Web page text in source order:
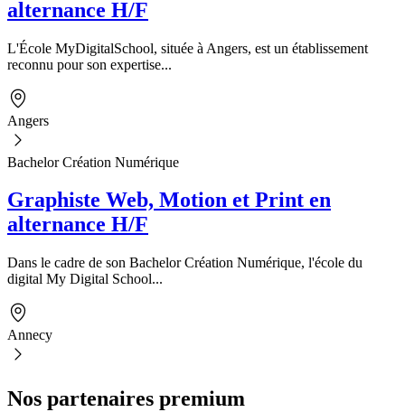
alternance H/F
L'École MyDigitalSchool, située à Angers, est un établissement
reconnu pour son expertise...
Angers
Bachelor Création Numérique
Graphiste Web, Motion et Print en
alternance H/F
Dans le cadre de son Bachelor Création Numérique, l'école du
digital My Digital School...
Annecy
Nos partenaires premium